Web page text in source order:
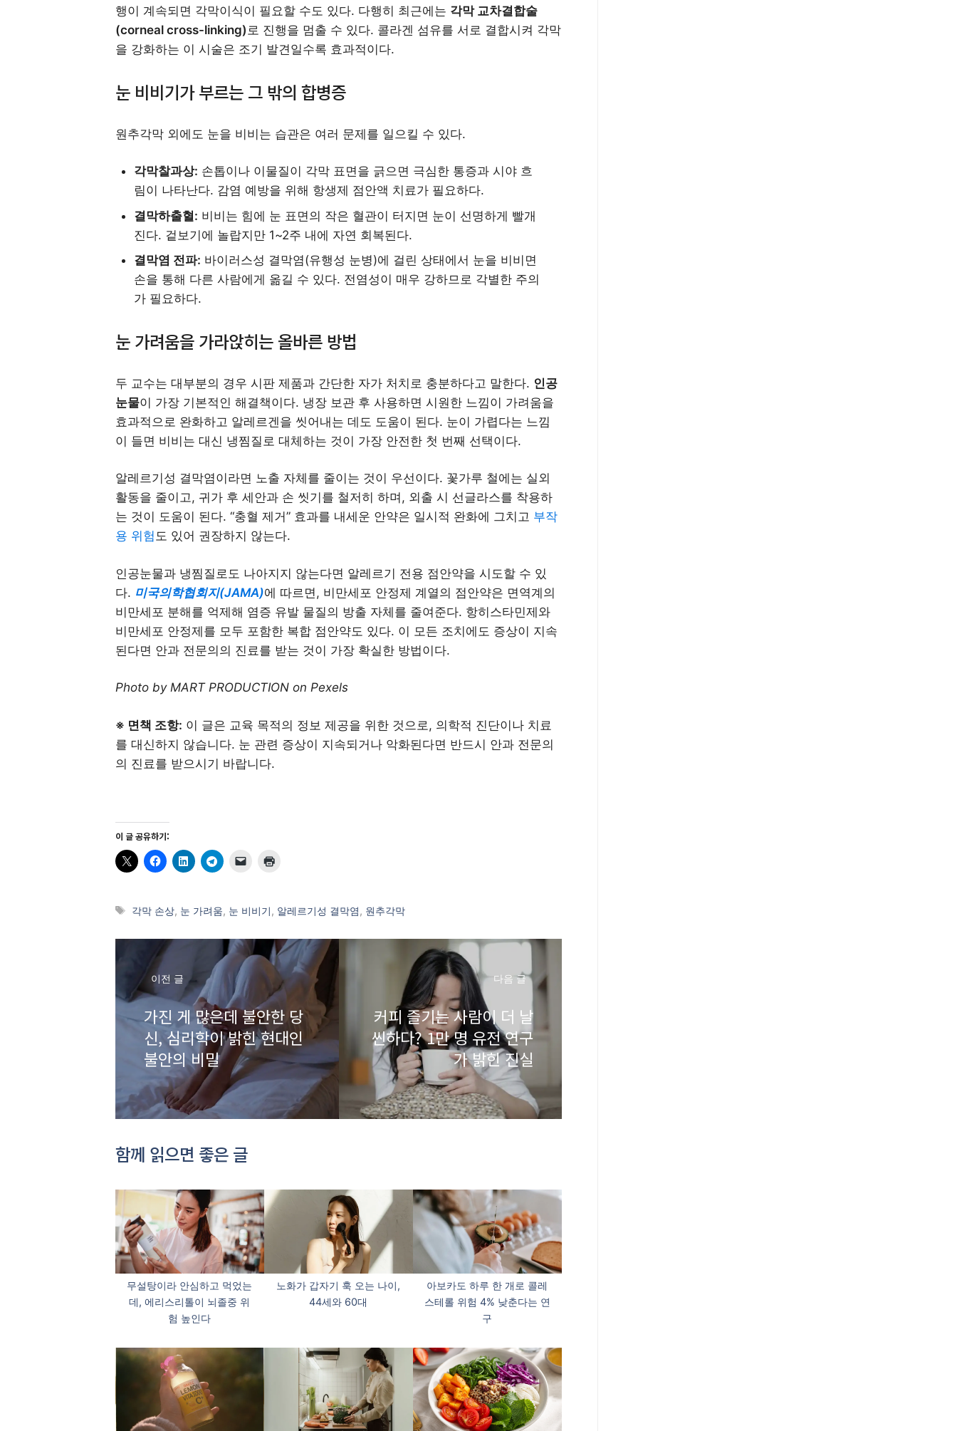
행이 계속되면 각막이식이 필요할 수도 있다. 다행히 최근에는 각막 교차결합술
(corneal cross-linking)로 진행을 멈출 수 있다. 콜라겐 섬유를 서로 결합시켜 각막
을 강화하는 이 시술은 조기 발견일수록 효과적이다.
눈 비비기가 부르는 그 밖의 합병증
원추각막 외에도 눈을 비비는 습관은 여러 문제를 일으킬 수 있다.
각막찰과상: 손톱이나 이물질이 각막 표면을 긁으면 극심한 통증과 시야 흐
림이 나타난다. 감염 예방을 위해 항생제 점안액 치료가 필요하다.
결막하출혈: 비비는 힘에 눈 표면의 작은 혈관이 터지면 눈이 선명하게 빨개
진다. 겉보기에 놀랍지만 1~2주 내에 자연 회복된다.
결막염 전파: 바이러스성 결막염(유행성 눈병)에 걸린 상태에서 눈을 비비면
손을 통해 다른 사람에게 옮길 수 있다. 전염성이 매우 강하므로 각별한 주의
가 필요하다.
눈 가려움을 가라앉히는 올바른 방법
두 교수는 대부분의 경우 시판 제품과 간단한 자가 처치로 충분하다고 말한다. 인공
눈물이 가장 기본적인 해결책이다. 냉장 보관 후 사용하면 시원한 느낌이 가려움을
효과적으로 완화하고 알레르겐을 씻어내는 데도 도움이 된다. 눈이 가렵다는 느낌
이 들면 비비는 대신 냉찜질로 대체하는 것이 가장 안전한 첫 번째 선택이다.
알레르기성 결막염이라면 노출 자체를 줄이는 것이 우선이다. 꽃가루 철에는 실외
활동을 줄이고, 귀가 후 세안과 손 씻기를 철저히 하며, 외출 시 선글라스를 착용하
는 것이 도움이 된다. “충혈 제거” 효과를 내세운 안약은 일시적 완화에 그치고 부작
용 위험도 있어 권장하지 않는다.
인공눈물과 냉찜질로도 나아지지 않는다면 알레르기 전용 점안약을 시도할 수 있
다. 미국의학협회지(JAMA)에 따르면, 비만세포 안정제 계열의 점안약은 면역계의
비만세포 분해를 억제해 염증 유발 물질의 방출 자체를 줄여준다. 항히스타민제와
비만세포 안정제를 모두 포함한 복합 점안약도 있다. 이 모든 조치에도 증상이 지속
된다면 안과 전문의의 진료를 받는 것이 가장 확실한 방법이다.
Photo by MART PRODUCTION on Pexels
※ 면책 조항: 이 글은 교육 목적의 정보 제공을 위한 것으로, 의학적 진단이나 치료
를 대신하지 않습니다. 눈 관련 증상이 지속되거나 악화된다면 반드시 안과 전문의
의 진료를 받으시기 바랍니다.
이 글 공유하기:
태
각막 손상, 눈 가려움, 눈 비비기 , 알레르기성 결막염 , 원추각막
이전 글
가진 게 많은데 불안한 당
신, 심리학이 밝힌 현대인
불안의 비밀
다음 글
커피 즐기는 사람이 더 날
씬하다? 1만 명 유전 연구
가 밝힌 진실
함께 읽으면 좋은 글
무설탕이라 안심하고 먹었는
데, 에리스리톨이 뇌졸중 위
험 높인다
노화가 갑자기 훅 오는 나이,
44세와 60대
아보카도 하루 한 개로 콜레
스테롤 위험 4% 낮춘다는 연
구